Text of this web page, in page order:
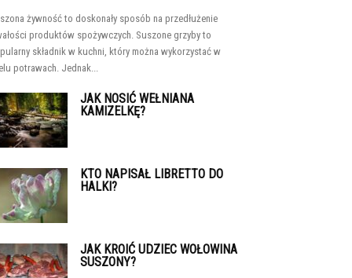
żywność to doskonały sposób na przedłużenie
produktów spożywczych. Suszone grzyby to
składnik w kuchni, który można wykorzystać w
potrawach. Jednak...
JAK NOSIĆ WEŁNIANA
KAMIZELKĘ?
KTO NAPISAŁ LIBRETTO DO
HALKI?
JAK KROIĆ UDZIEC WOŁOWINA
SUSZONY?